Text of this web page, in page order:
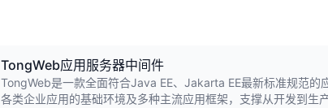
TongWeb应用服务器中间件
TongWeb是一款全面符合Java EE、Jakarta EE最新标准规范的
各类企业应用的基础环境及多种主流应用框架，支撑从开发到生